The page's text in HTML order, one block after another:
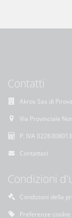
Contatti
Akros Sas di
Via Provinciale
P. IVA
Contattaci
Condizioni
Condizioni della
Preferenze cookie